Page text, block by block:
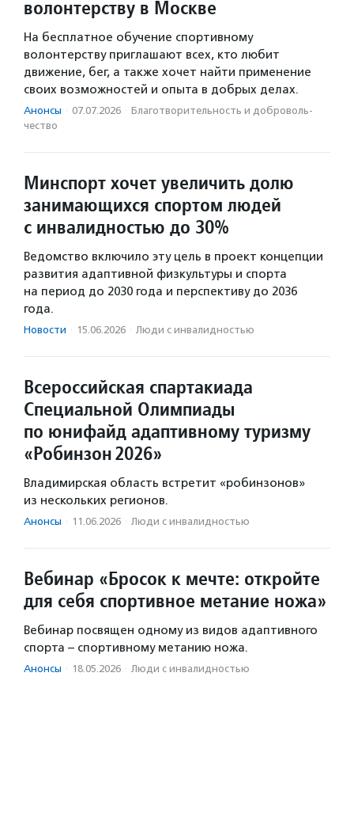
волонтерству в Москве
На бесплатное обучение спортивному
волонтерству приглашают всех, кто любит
движение, бег, а также хочет найти применение
своих возможностей и опыта в добрых делах.
Анонсы · 07.07.2026 · Благотвори­тель­ность и доброволь­
чест­во
Минспорт хочет увеличить долю
занимающихся спортом людей
с инвалидностью до 30%
Ведомство включило эту цель в проект концепции
развития адаптивной физкультуры и спорта
на период до 2030 года и перспективу до 2036
года.
Новости · 15.06.2026 · Люди с инвалидностью
Всероссийская спартакиада
Специальной Олимпиады
по юнифайд адаптивному туризму
«Робинзон 2026»
Владимирская область встретит «робинзонов»
из нескольких регионов.
Анонсы · 11.06.2026 · Люди с инвалидностью
Вебинар «Бросок к мечте: откройте
для себя спортивное метание ножа»
Вебинар посвящен одному из видов адаптивного
спорта – спортивному метанию ножа.
Анонсы · 18.05.2026 · Люди с инвалидностью